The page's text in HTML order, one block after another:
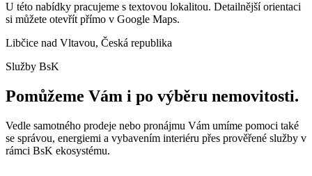
U této nabídky pracujeme s textovou lokalitou. Detailnější orientaci
si můžete otevřít přímo v Google Maps.
Libčice nad Vltavou, Česká republika
Služby BsK
Pomůžeme Vám i po výběru nemovitosti.
Vedle samotného prodeje nebo pronájmu Vám umíme pomoci také
se správou, energiemi a vybavením interiéru přes prověřené služby v
rámci BsK ekosystému.